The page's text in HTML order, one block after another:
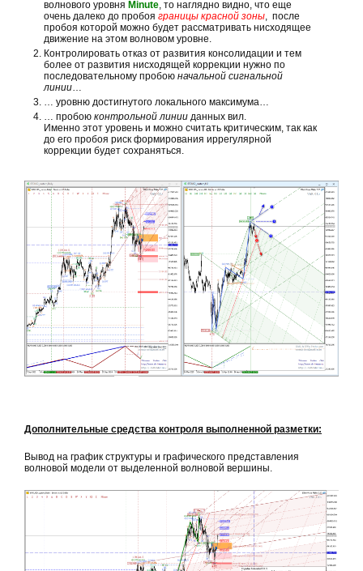
волнового уровня Minute, то наглядно видно, что еще
очень далеко до пробоя границы красной зоны, после
пробоя которой можно будет рассматривать нисходящее
движение на этом волновом уровне.
Контролировать отказ от развития консолидации и тем
более от развития нисходящей коррекции нужно по
последовательному пробою начальной сигнальной
линии…
… уровню достигнутого локального максимума…
… пробою контрольной линии данных вил.
Именно этот уровень и можно считать критическим, так как
до его пробоя риск формирования иррегулярной
коррекции будет сохраняться.
Дополнительные средства контроля выполненной разметки:
Вывод на график структуры и графического представления
волновой модели от выделенной волновой вершины.